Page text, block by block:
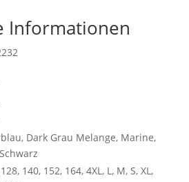
Informationen
Dark Grau Melange, Marine,
140, 152, 164, 4XL, L, M, S, XL,